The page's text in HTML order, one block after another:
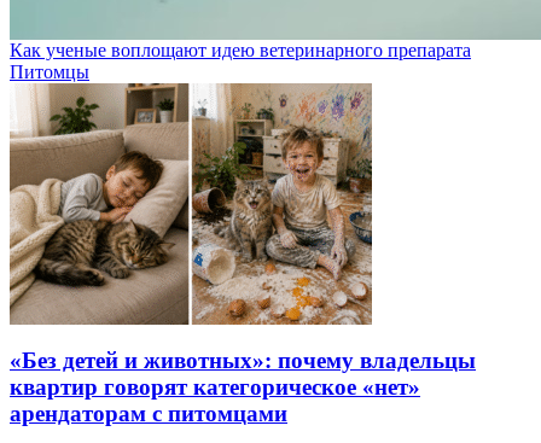
Как ученые воплощают идею ветеринарного препарата
Питомцы
«Без детей и животных»: почему владельцы
квартир говорят категорическое «нет»
арендаторам с питомцами